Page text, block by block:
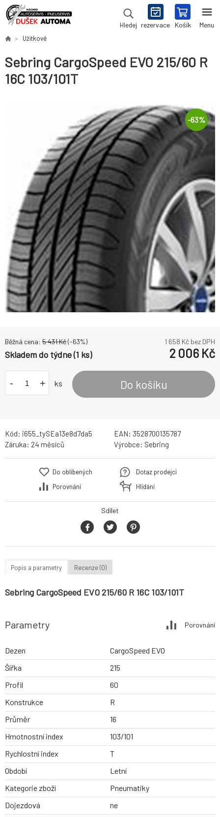
Hledej rezervace Košík Menu
Užitkové
Sebring CargoSpeed EVO 215/60 R
16C 103/101T
-63%
Běžná cena: 5 431Kč(-63%) 1 658 Kč bez DPH
Skladem do týdne (1 ks) 2 006 Kč
- + ks Do košíku
Kód: i655_tySEa13e8d7da5 EAN: 3528700135787
Záruka: 24 měsíců Výrobce: Sebring
Do oblíbených
Porovnání
Dotaz prodejci
Hlídání
Sdílet
Popis a parametry Recenze (0)
Sebring CargoSpeed EVO 215/60 R 16C 103/101T
Parametry Porovnání
Dezen
CargoSpeed EVO
Šířka
215
Profil
60
Konstrukce
R
Průměr
16
Hmotnostní index
103/101
Rychlostní index
T
Období
Letní
Kategorie zboží
Pneumatiky
Dojezdová
ne